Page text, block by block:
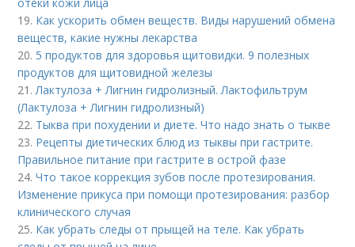
19. Как ускорить обмен веществ. Виды нарушений обмена
веществ, какие нужны лекарства
20. 5 продуктов для здоровья щитовидки. 9 полезных
продуктов для щитовидной железы
21.Лактулоза + Лигнин гидролизный. Лактофильтрум
(Лактулоза + Лигнин гидролизный)
22. Тыква при похудении и диете. Что надо знать о тыкве
23. Рецепты диетических блюд из тыквы при гастрите.
Правильное питание при гастрите в острой фазе
24.Что такое коррекция зубов после протезирования.
Изменение прикуса при помощи протезирования: разбор
клинического случая
25. Как убрать следы от прыщей на теле. Как убрать